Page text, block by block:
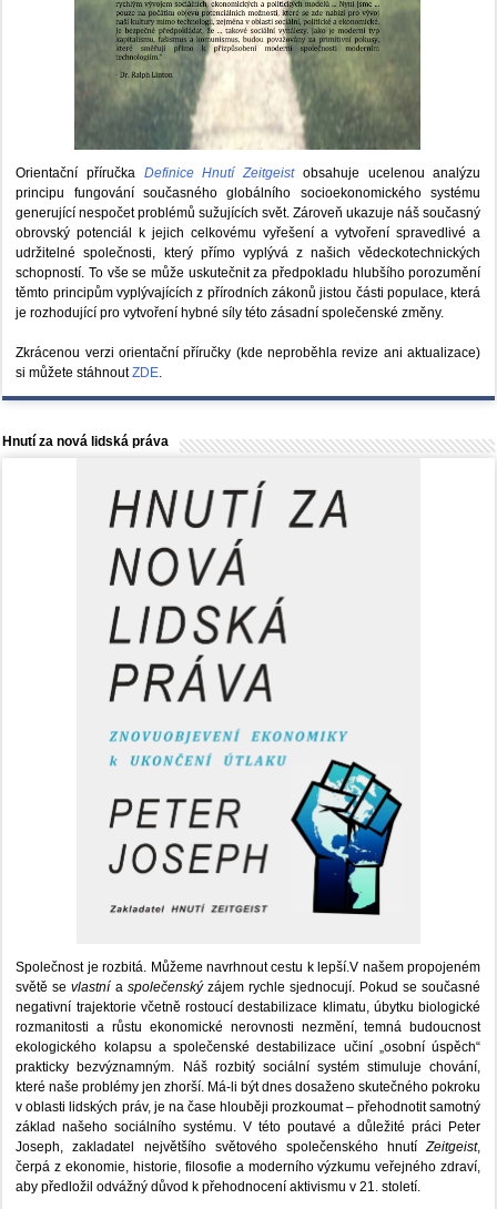
Orientační příručka Definice Hnutí Zeitgeistobsahuje ucelenou analýzu
principu fungování současného globálního socioekonomického systému
generující nespočet problémů sužujících svět. Zároveň ukazuje náš současný
obrovský potenciál k jejich celkovému vyřešení a vytvoření spravedlivé a
udržitelné společnosti, který přímo vyplývá z našich vědeckotechnických
schopností. To vše se může uskutečnit za předpokladu hlubšího porozumění
těmto principům vyplývajících z přírodních zákonů jistou části populace, která
je rozhodující pro vytvoření hybné síly této zásadní společenské změny.
Zkrácenou verzi orientační příručky (kde neproběhla revize ani aktualizace)
si můžete stáhnoutZDE.
Hnutí za nová lidská práva
Společnost je rozbitá. Můžeme navrhnout cestu k lepší.V našem propojeném
světě sevlastní a společenskýzájem rychle sjednocují. Pokud se současné
negativní trajektorie včetně rostoucí destabilizace klimatu, úbytku biologické
rozmanitosti a růstu ekonomické nerovnosti nezmění, temná budoucnost
ekologického kolapsu a společenské destabilizace učiní „osobní úspěch“
prakticky bezvýznamným. Náš rozbitý sociální systém stimuluje chování,
které naše problémy jen zhorší. Má-li být dnes dosaženo skutečného pokroku
v oblasti lidských práv, je na čase hlouběji prozkoumat – přehodnotit samotný
základ našeho sociálního systému. V této poutavé a důležité práci Peter
Joseph, zakladatel největšího světového společenského hnutíZeitgeist,
čerpá z ekonomie, historie, filosofie a moderního výzkumu veřejného zdraví,
aby předložil odvážný důvod k přehodnocení aktivismu v 21. století.